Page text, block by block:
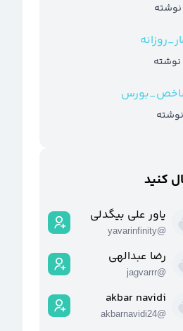
نوشته
نوشته
نوشته
کنید
یاور علی بیگدلی
@
yavarinfinity
رضا عبدالهی
@
jagvarrr
akbar navidi
@
akbarnavidi24